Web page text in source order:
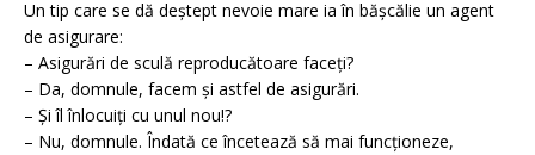
Un tip care se dă deștept nevoie mare ia în bășcălie un agent
de asigurare:
– Asigurări de sculă reproducătoare faceți?
– Da, domnule, facem și astfel de asigurări.
– Și îl înlocuiți cu unul nou!?
– Nu, domnule. Îndată ce încetează să mai funcționeze,